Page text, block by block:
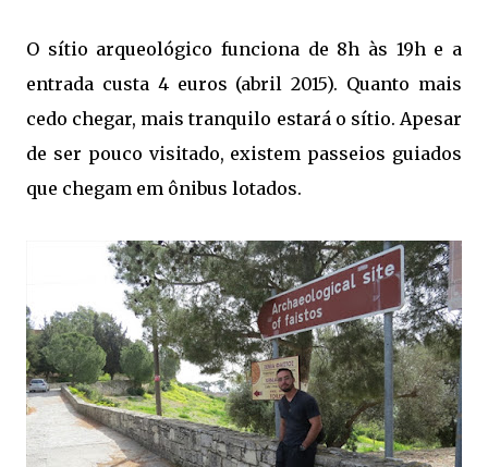
O sítio arqueológico funciona de 8h às 19h e a
entrada custa 4 euros (abril 2015). Quanto mais
cedo chegar, mais tranquilo estará o sítio. Apesar
de ser pouco visitado, existem passeios guiados
que chegam em ônibus lotados.